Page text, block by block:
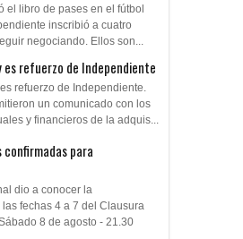
el libro de pases en el fútbol
inscribió a cuatro
negociando. Ellos son...
es refuerzo de Independiente
refuerzo de Independiente.
un comunicado con los
y financieros de la adquis...
para
dio a conocer la
fechas 4 a 7 del Clausura
8 de agosto - 21.30